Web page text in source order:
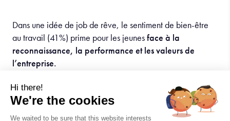
Dans une idée de job de rêve, le sentiment de bien-être
au travail (41%) prime pour les jeunesface à la
reconnaissance, la performance et les valeurs de
l’entreprise.
Découvrir l’intégralité de l’enquête ici
Hi there!
We're the cookies
We waited to be sure that this website interests